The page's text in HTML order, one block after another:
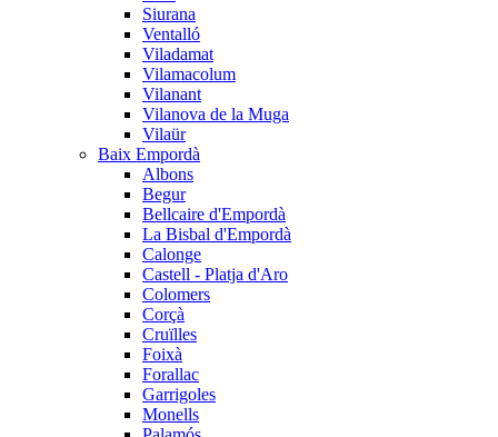
Siurana
Ventalló
Viladamat
Vilamacolum
Vilanant
Vilanova de la Muga
Vilaür
Baix Empordà
Albons
Begur
Bellcaire d'Empordà
La Bisbal d'Empordà
Calonge
Castell - Platja d'Aro
Colomers
Corçà
Cruïlles
Foixà
Forallac
Garrigoles
Monells